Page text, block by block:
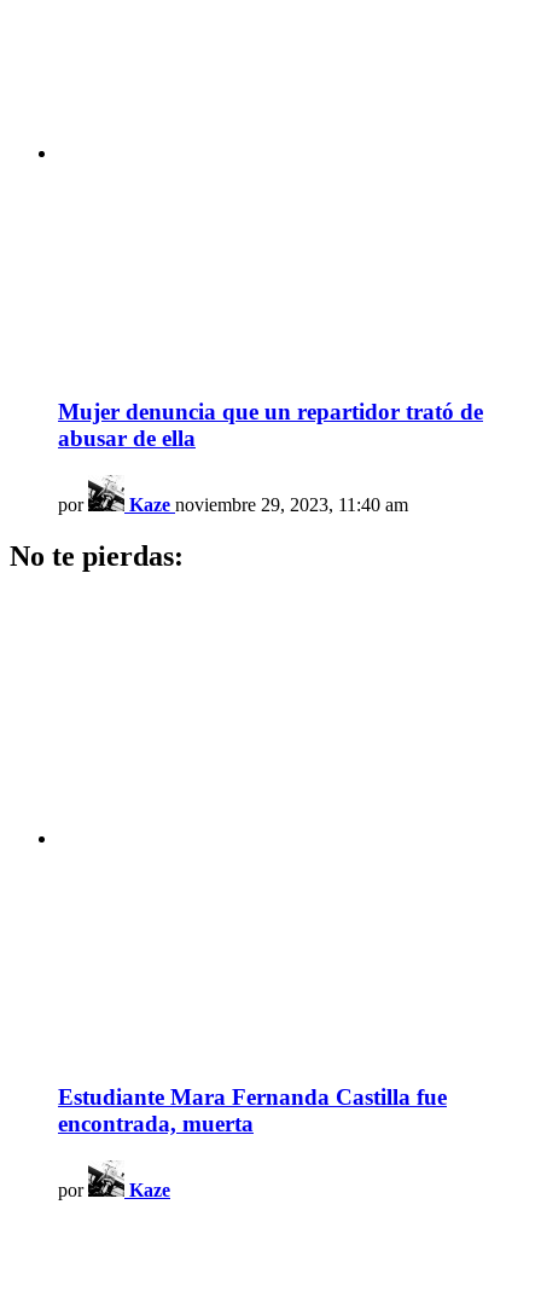
Mujer denuncia que un repartidor trató de
abusar de ella
por Kaze noviembre 29, 2023, 11:40 am
No te pierdas:
Estudiante Mara Fernanda Castilla fue
encontrada, muerta
por Kaze